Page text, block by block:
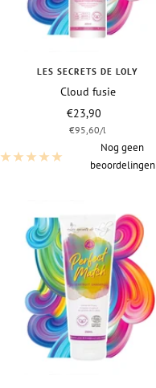
LES SECRETS DE LOLY
Cloud fusie
Vraagprijs
€23,90
€95,60/l
Nog geen
beoordelingen